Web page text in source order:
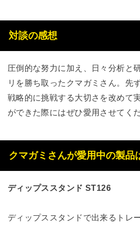
対談の感想
圧倒的な努力に加え、日々分析と
リを勝ち取ったクマガミさん。先
戦略的に挑戦する大切さを改めて
ができた際にはぜひ愛用させてく
クマガミさんが愛用中の製品
ディップススタンド ST126
ディップススタンドで出来るトレ